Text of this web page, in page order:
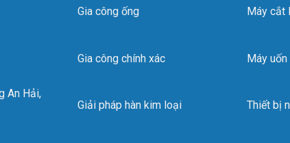
An Hải,
Gia công ống
Gia công chính xác
Giải pháp hàn kim loại
Máy cắt
Máy
Thiết bị